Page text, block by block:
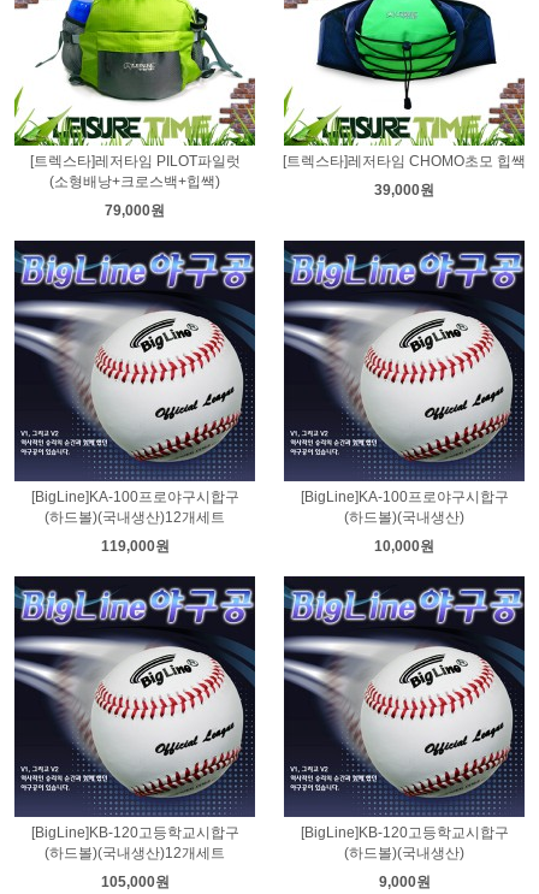
[트렉스타]레저타임 PILOT파일럿
(소형배낭+크로스백+힙쌕)
79,000원
[트렉스타]레저타임 CHOMO초모 힙쌕
39,000원
[BigLine]KA-100프로야구시합구
(하드볼)(국내생산)12개세트
119,000원
[BigLine]KA-100프로야구시합구
(하드볼)(국내생산)
10,000원
[BigLine]KB-120고등학교시합구
(하드볼)(국내생산)12개세트
105,000원
[BigLine]KB-120고등학교시합구
(하드볼)(국내생산)
9,000원